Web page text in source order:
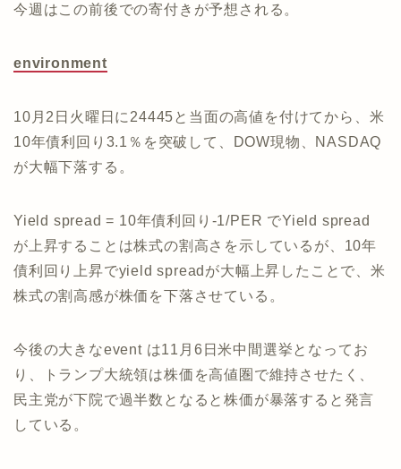
今週はこの前後での寄付きが予想される。
environment
10月2日火曜日に24445と当面の高値を付けてから、米
10年債利回り3.1％を突破して、DOW現物、NASDAQ
が大幅下落する。
Yield spread = 10年債利回り-1/PER でYield spread
が上昇することは株式の割高さを示しているが、10年
債利回り上昇でyield spreadが大幅上昇したことで、米
株式の割高感が株価を下落させている。
今後の大きなevent は11月6日米中間選挙となってお
り、トランプ大統領は株価を高値圏で維持させたく、
民主党が下院で過半数となると株価が暴落すると発言
している。